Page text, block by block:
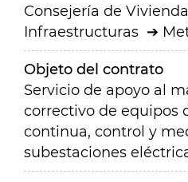
Consejería de
Infraestructuras
Objeto del contrato
Servicio de apoyo al
correctivo de equipos
continua, control y
subestaciones